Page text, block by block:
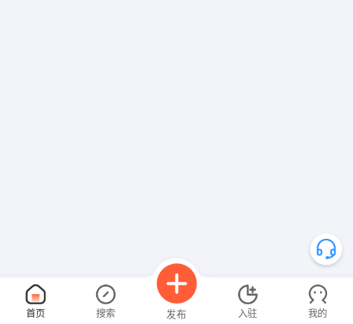
首页 搜索 发布 入驻 我的